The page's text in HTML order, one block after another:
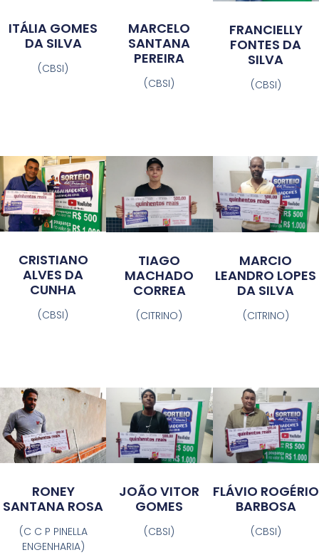
ITÁLIA GOMES
DA SILVA
(CBSI)
MARCELO
SANTANA
PEREIRA
(CBSI)
FRANCIELLY
FONTES DA
SILVA
(CBSI)
CRISTIANO
ALVES DA
CUNHA
(CBSI)
TIAGO
MACHADO
CORREA
(CITRINO)
MARCIO
LEANDRO LOPES
DA SILVA
(CITRINO)
RONEY
SANTANA ROSA
(C C P PINELLA
ENGENHARIA)
JOÃO VITOR
GOMES
(CBSI)
FLÁVIO ROGÉRIO
BARBOSA
(CBSI)